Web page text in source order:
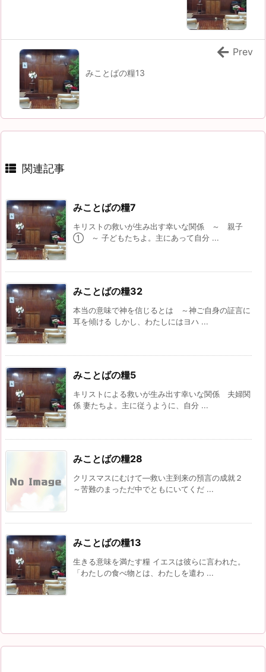
みことばの糧13
Prev
関連記事
みことばの糧7
キリストの救いが生み出す幸いな関係 ～ 親子
① ～ 子どもたちよ。主にあって自分 ...
みことばの糧32
本当の意味で神を信じるとは ～神ご自身の証言に
耳を傾ける しかし、わたしにはヨハ ...
みことばの糧5
キリストによる救いが生み出す幸いな関係 夫婦関
係 妻たちよ。主に従うように、自分 ...
みことばの糧28
クリスマスにむけて―救い主到来の預言の成就２
～苦難のまっただ中でともにいてくだ ...
みことばの糧13
生きる意味を満たす糧 イエスは彼らに言われた。
「わたしの食べ物とは、わたしを遣わ ...